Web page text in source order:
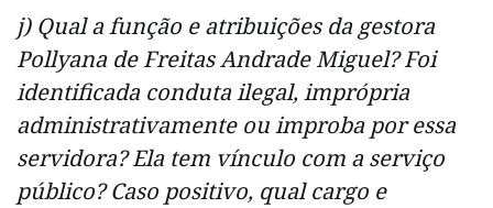
j) Qual a função e atribuições da gestora
Pollyana de Freitas Andrade Miguel? Foi
identificada conduta ilegal, imprópria
administrativamente ou improba por essa
servidora? Ela tem vínculo com a serviço
público? Caso positivo, qual cargo e